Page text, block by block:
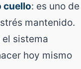
cuello: es uno de
mantenido.
sistema
hoy mismo